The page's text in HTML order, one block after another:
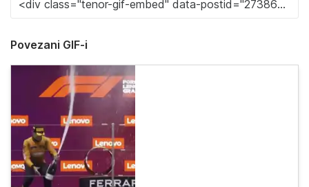
Povezani GIF-i